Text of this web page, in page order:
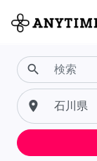
search
place